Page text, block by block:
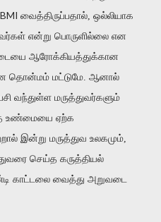
BMI வைத்திருப்பதால், ஒல்லியாக
என்று பொருளில்லை என
எடையை ஆரோக்கியத்துக்கான
தொன்மம் மட்டுமே. ஆனால்
வந்துள்ள மருத்துவர்களும்
உண்மையை ஏற்க
இன்று மருத்துவ உலகமும்,
செய்த கருத்தியல்
காட்டலை வைத்து அறுவடை